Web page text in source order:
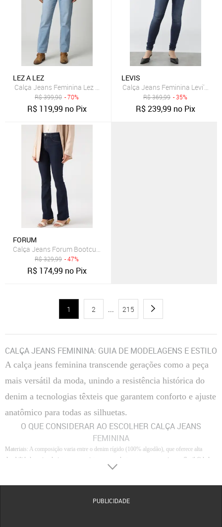
LEZ A LEZ
Calça Jeans Feminina Lez a Lez Azul Claro
R$399,90 - 70%
R$ 119,99 no Pix
LEVIS
Calça Jeans Feminina Levi's
R$369,99 - 35%
R$239,99 no Pix
FORUM
Calça Jeans Forum Bootcut Lisa Azul-Marinho
R$329,99 - 47%
R$ 174,99 no Pix
1 2 ... 215
CALÇA JEANS FEMININA: GUIA DE MODELAGENS E ESTILO
A calça jeans feminina transcende gerações como a peça
mais versátil da moda, unindo a resistência histórica do
denim a tecnologias têxteis que garantem conforto e ajuste
anatômico para todas as silhuetas.
O QUE CONSIDERAR AO ESCOLHER CALÇA JEANS
FEMININA
Materiais: A composição varia entre o denim rígido (100% algodão), que oferece alta
durabilidade e visual vintage, e as misturas com elastano, que proporcionam flexibilidade e
PUBLICIDADE